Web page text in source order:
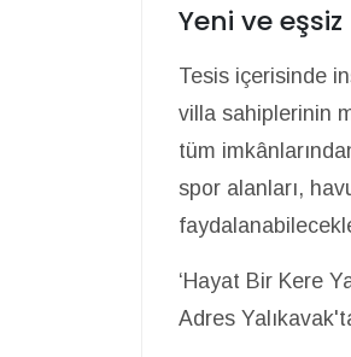
Yeni ve
Tesis içerisinde
villa sahiplerinin
tüm
spor alanları,
‘Hayat Bir Kere
Adres